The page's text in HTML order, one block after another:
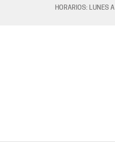
HORARIOS: LUNES